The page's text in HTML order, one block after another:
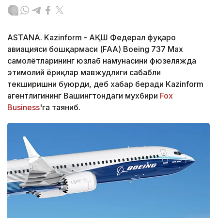
ASTANA. Kazinform - АҚШ Федерал фуқаро
авиацияси бошқармаси (FAA) Boeing 737 Max
самолётларининг юзлаб намунасини фюзеляжда
эҳтимолий ёриқлар мавжудлиги сабабли
текширишни буюрди, деб хабар беради Kazinform
агентлигининг Вашингтондаги мухбири Fox
Business'га таяниб.